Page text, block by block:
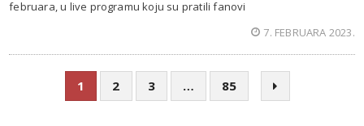
februara, u live programu koju su pratili fanovi
7. FEBRUARA 2023.
1 2 3 … 85